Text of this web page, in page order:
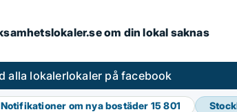
om din lokal saknas
alla lokalerlokaler på facebook
Notifikationer om nya bostäder 15 801